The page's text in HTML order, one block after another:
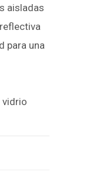
aisladas
para una
vidrio